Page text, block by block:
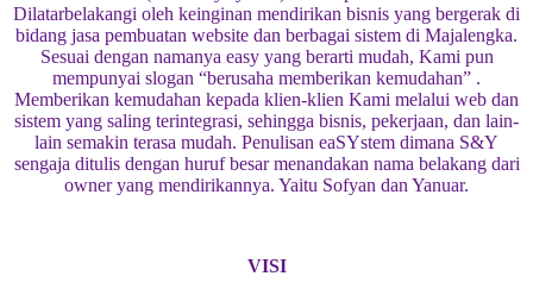
Dilatarbelakangi oleh keinginan mendirikan bisnis yang bergerak di
bidang jasa pembuatan website dan berbagai sistem di Majalengka.
Sesuai dengan namanya easy yang berarti mudah, Kami pun
mempunyai slogan “berusaha memberikan kemudahan” .
Memberikan kemudahan kepada klien-klien Kami melalui web dan
sistem yang saling terintegrasi, sehingga bisnis, pekerjaan, dan lain-
lain semakin terasa mudah. Penulisan eaSYstem dimana S&Y
sengaja ditulis dengan huruf besar menandakan nama belakang dari
owner yang mendirikannya. Yaitu Sofyan dan Yanuar.
VISI